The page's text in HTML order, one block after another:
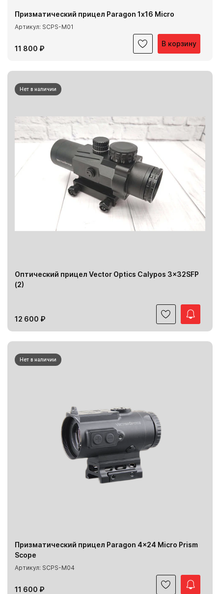
В корзину
Призматический прицел Paragon 1х16 Micro
Артикул: SCPS-M01
11 800 ₽
Нет в наличии
Оптический прицел Vector Optics Calypos 3x32SFP
(2)
12 600 ₽
Нет в наличии
Призматический прицел Paragon 4x24 Micro Prism
Scope
Артикул: SCPS-M04
11 600 ₽